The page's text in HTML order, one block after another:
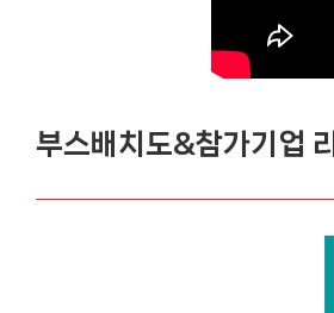
부스배치도&참가기업